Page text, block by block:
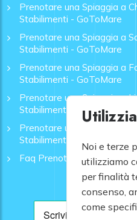
Prenotare una Spiaggia a
Stabilimenti - GoToMare
Prenotare una Spiaggia a
Stabilimenti - GoToMare
Prenotare una Spiaggia a
Stabilimenti - GoToMare
Prenotare una Spiaggia a
Stabilimenti - GoToMare
Prenotare una Spiaggia a
Stabilimenti - GoToMare
Faq Prenotazione Spiagge
Noi e terze
utilizziamo
per finalità
consenso,
come